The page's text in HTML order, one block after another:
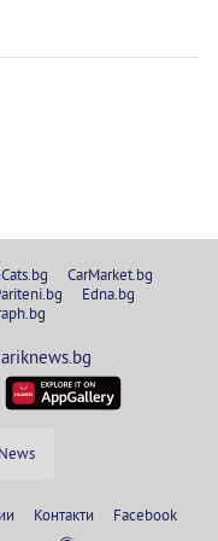
CarMarket.bg
Edna.bg
Контакти
Facebook